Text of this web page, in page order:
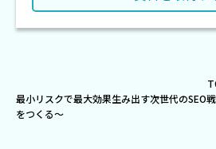
最小リスクで最大効果生み出す次世代のSEO
をつくる〜